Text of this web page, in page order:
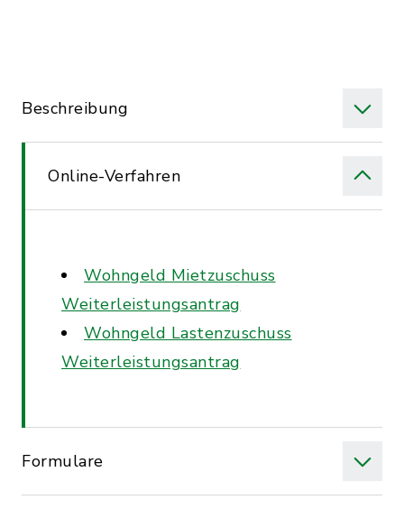
Beschreibung
Online-Verfahren
Wohngeld Mietzuschuss
Weiterleistungsantrag
Wohngeld Lastenzuschuss
Weiterleistungsantrag
Formulare